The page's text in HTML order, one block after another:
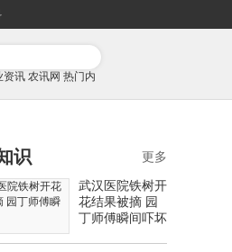
资讯 农讯网 热门内
识
武汉医院铁树开
花结果被摘 园
丁师傅瞬间吓坏
更多